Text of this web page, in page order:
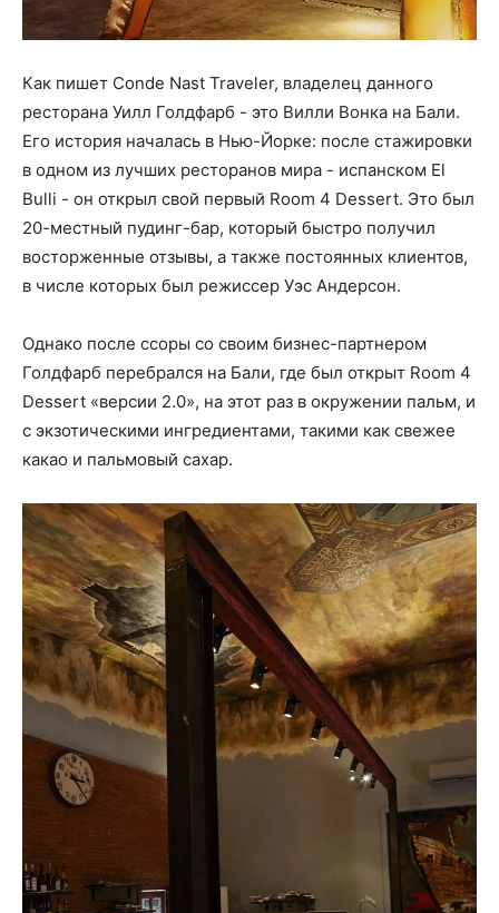
Как пишет Conde Nast Traveler, владелец данного
ресторана Уилл Голдфарб - это Вилли Вонка на Бали.
Его история началась в Нью-Йорке: после стажировки
в одном из лучших ресторанов мира - испанском El
Bulli - он открыл свой первый Room 4 Dessert. Это был
20-местный пудинг-бар, который быстро получил
восторженные отзывы, а также постоянных клиентов,
в числе которых был режиссер Уэс Андерсон.
Однако после ссоры со своим бизнес-партнером
Голдфарб перебрался на Бали, где был открыт Room 4
Dessert «версии 2.0», на этот раз в окружении пальм, и
с экзотическими ингредиентами, такими как свежее
какао и пальмовый сахар.